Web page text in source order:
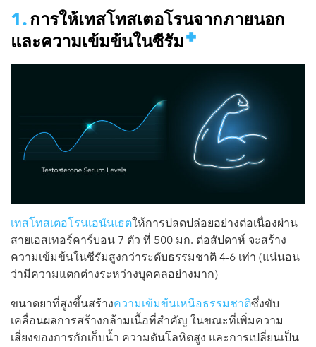
การให้เทสโทสเตอโรนจากภายนอก
และความเข้มข้นในซีรัม
เทสโทสเตอโรนเอนันเธตให้การปลดปล่อยอย่างต่อเนื่องผ่าน
สายเอสเทอร์คาร์บอน 7 ตัว ที่ 500 มก. ต่อสัปดาห์ จะสร้าง
ความเข้มข้นในซีรัมสูงกว่าระดับธรรมชาติ 4-6 เท่า (แน่นอน
ว่ามีความแตกต่างระหว่างบุคคลอย่างมาก)
ขนาดยาที่สูงขึ้นสร้างความเข้มข้นเหนือธรรมชาติซึ่งขับ
เคลื่อนผลการสร้างกล้ามเนื้อที่สำคัญ ในขณะที่เพิ่มความ
เสี่ยงของการกักเก็บน้ำ ความดันโลหิตสูง และการเปลี่ยนเป็น